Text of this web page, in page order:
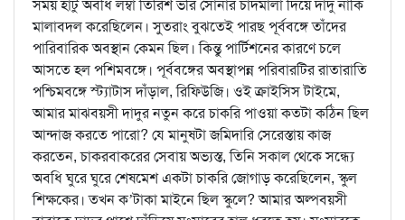
সময় হাঁটু অবধি লম্বা তিরিশ ভরি সোনার চাঁদমালা দিয়ে দাদু নাকি
মালাবদল করেছিলেন। সুতরাং বুঝতেই পারছ পূর্ববঙ্গে তাঁদের
পারিবারিক অবস্থান কেমন ছিল। কিন্তু পার্টিশনের কারণে চলে
আসতে হল পশিমবঙ্গে। পূর্ববঙ্গের অবস্থাপন্ন পরিবারটির রাতারাতি
পশ্চিমবঙ্গে স্ট্যাটাস দাঁড়াল, রিফিউজি। ওই ক্রাইসিস টাইমে,
আমার মাঝবয়সী দাদুর নতুন করে চাকরি পাওয়া কতটা কঠিন ছিল
আন্দাজ করতে পারো? যে মানুষটা জমিদারি সেরেস্তায় কাজ
করতেন, চাকরবাকরের সেবায় অভ্যস্ত, তিনি সকাল থেকে সন্ধ্যে
অবধি ঘুরে ঘুরে শেষমেশ একটা চাকরি জোগাড় করেছিলেন, স্কুল
শিক্ষকের। তখন ক’টাকা মাইনে ছিল স্কুলে? আমার অল্পবয়সী